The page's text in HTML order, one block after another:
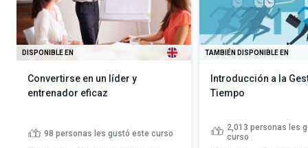
DISPONIBLE EN
Convertirse en un líder y
entrenador eficaz
98 personas les gustó este curso
TAMBIÉN DISPONIBLE EN
Introducción a la
Tiempo
2,013 personas les
curso